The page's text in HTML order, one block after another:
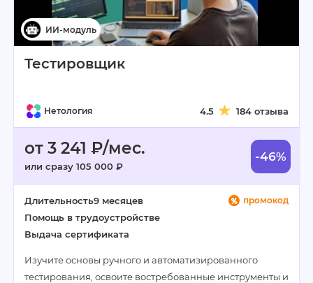
Тестировщик
Нетология 4.5 184 отзыва
от 3 241 ₽/мес.
или сразу 105 000 ₽
-46%
промокод
Длительность9 месяцев
Помощь в трудоустройстве
Выдача сертификата
Изучите основы ручного и автоматизированного
тестирования, освоите востребованные инструменты и